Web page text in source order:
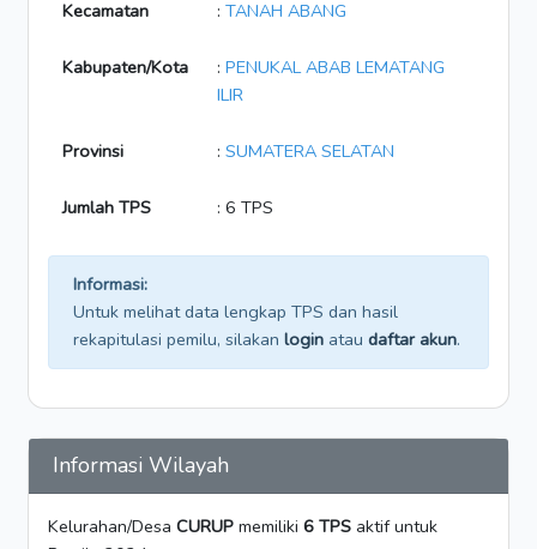
Kecamatan : TANAH ABANG
Kabupaten/Kota : PENUKAL ABAB LEMATANG
ILIR
Provinsi : SUMATERA SELATAN
Jumlah TPS : 6 TPS
Informasi:
Untuk melihat data lengkap TPS dan hasil
rekapitulasi pemilu, silakan login atau daftar akun.
Informasi Wilayah
Kelurahan/Desa CURUP memiliki 6 TPS aktif untuk